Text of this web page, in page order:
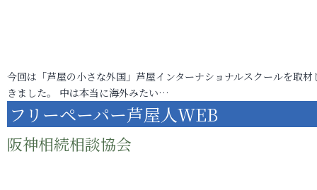
今回は「芦屋の小さな外国」芦屋インターナショナルスクールを取材
きました。 中は本当に海外みたい…
フリーペーパー芦屋人WEB
阪神相続相談協会